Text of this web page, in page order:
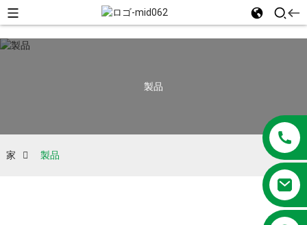
製品
家 製品